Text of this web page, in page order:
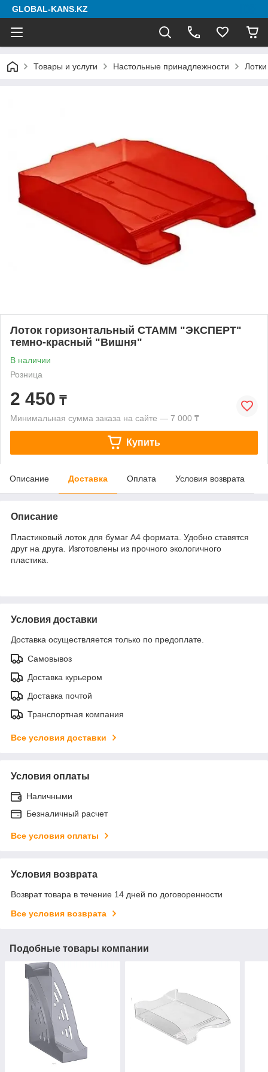
GLOBAL-KANS.KZ
Товары и услуги Настольные принадлежности
Лоток горизонтальный СТАММ "ЭКСПЕРТ"
темно-красный "Вишня"
В наличии
Розница
2 450 ₸
Минимальная сумма заказа на сайте — 7 000 ₸
Купить
Описание Доставка Оплата Условия возврата
Описание
Пластиковый лоток для бумаг А4 формата. Удобно ставятся
друг на друга. Изготовлены из прочного экологичного
пластика.
Условия доставки
Доставка осуществляется только по предоплате.
Самовывоз
Доставка курьером
Доставка почтой
Транспортная компания
Все условия доставки
Условия оплаты
Наличными
Безналичный расчет
Все условия оплаты
Условия возврата
Возврат товара в течение 14 дней по договоренности
Все условия возврата
Подобные товары компании